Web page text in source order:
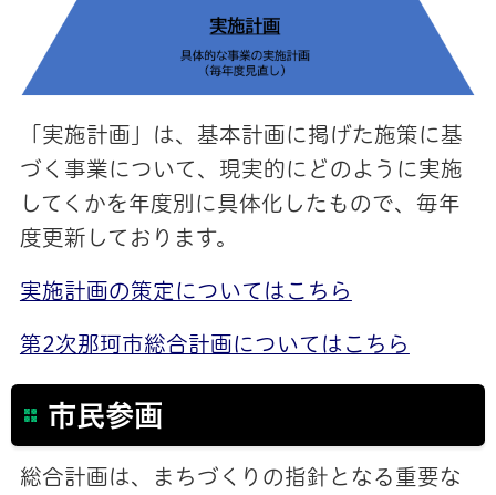
「実施計画」は、基本計画に掲げた施策に基
づく事業について、現実的にどのように実施
してくかを年度別に具体化したもので、毎年
度更新しております。
実施計画の策定についてはこちら
第2次那珂市総合計画についてはこちら
市民参画
総合計画は、まちづくりの指針となる重要な